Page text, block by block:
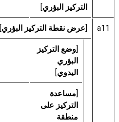
التركيز البؤري]
a11
[عرض نقطة التركيز البؤري]
[وضع التركيز
البؤري
اليدوي]
[مساعدة
التركيز على
منطقة